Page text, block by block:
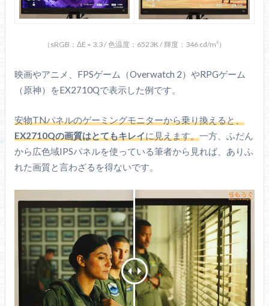
（sRGB：ΔE = 3.3 / 色温度：6523K / 輝度：346 cd/m²）
映画やアニメ、FPSゲーム（Overwatch 2）やRPGゲーム
（原神）をEX2710Qで表示した例です。
安物TNパネルのゲーミングモニターから乗り換えると、
EX2710Qの画質はとてもキレイに見えます。一方、ふだん
から広色域IPSパネルを使っている筆者から見れば、ありふ
れた画質と言わざるを得ないです。